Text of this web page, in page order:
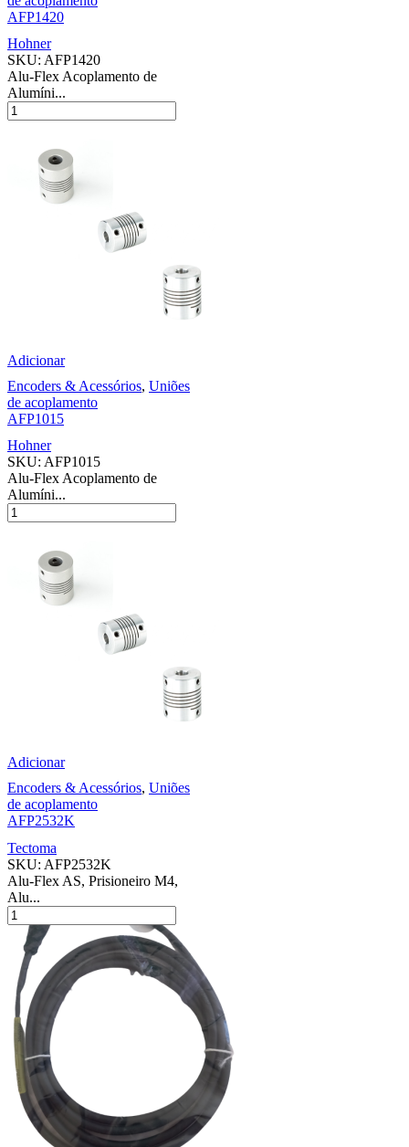
AFP1420
Hohner
SKU: AFP1420
Alu-Flex Acoplamento de
Alumíni...
Adicionar
Encoders & Acessórios, Uniões
de acoplamento
AFP1015
Hohner
SKU: AFP1015
Alu-Flex Acoplamento de
Alumíni...
Adicionar
Encoders & Acessórios, Uniões
de acoplamento
AFP2532K
Tectoma
SKU: AFP2532K
Alu-Flex AS, Prisioneiro M4,
Alu...